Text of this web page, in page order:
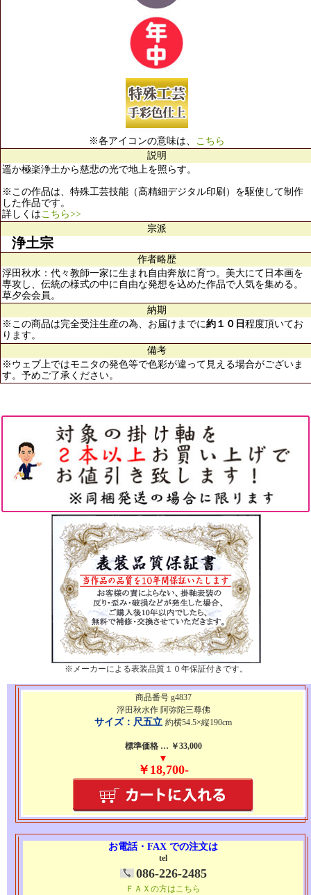
※各アイコンの意味は、 こちら
説明
遥か極楽浄土から慈悲の光で地上を照らす。
※この作品は、特殊工芸技能（高精細デジタル印刷）を駆使して制作
した作品です。
詳しくはこちら>>
宗派
浄土宗
作者略歴
浮田秋水：代々教師一家に生まれ自由奔放に育つ。美大にて日本画を
専攻し、伝統の様式の中に自由な発想を込めた作品で人気を集める。
草夕会会員。
納期
※この商品は完全受注生産の為、お届けまでに約１０日 程度頂いてお
ります。
備考
※ウェブ上ではモニタの発色等で色彩が違って見える場合がございま
す。予めご了承ください。
※メーカーによる表装品質１０年保証付きです。
商品番号 g4837
浮田秋水作 阿弥陀三尊佛
サイズ：尺五立 約横54.5×縦190cm
標準価格 … ￥33,000
▼
￥18,700-
お電話・FAX での注文は
tel
086-226-2485
ＦＡＸの方はこちら